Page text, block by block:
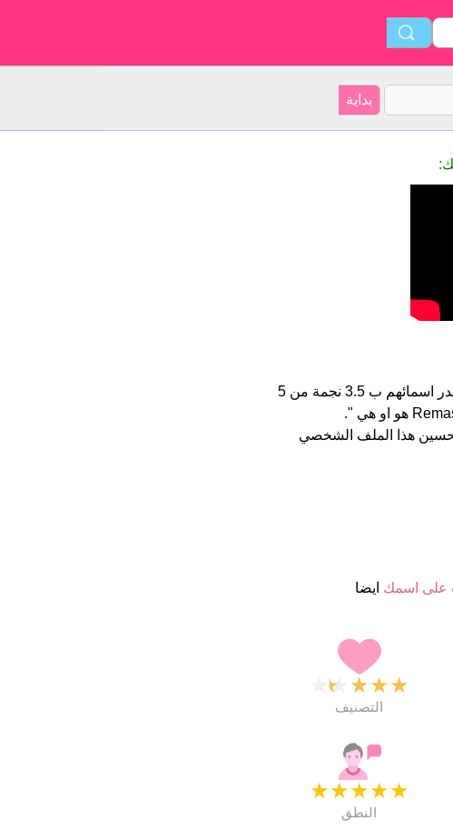
Remas هو اسم فتاة. على موقعنا 5 الأشخاص بأسم Remas (قدر اسمائهم ب 3.5 نجمة من 5
هذا الملف الشخصي
اسمك ايضا
★
★
★
★
التصنيف
★
★
★
★
★
النطق